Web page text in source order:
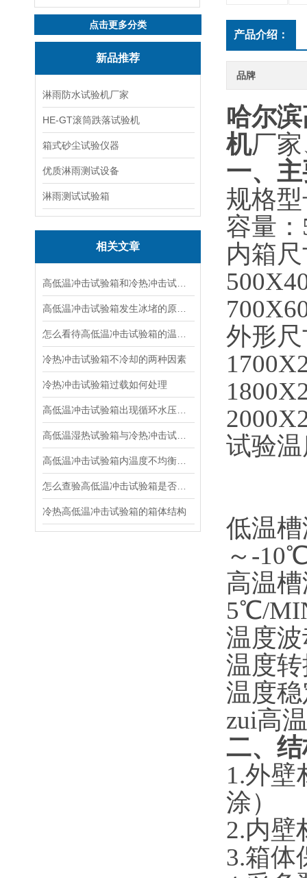
点击更多分类
新品推荐
淋雨防水试验机厂家
HE-GT滚筒跌落试验机
箱式砂尘试验仪器
优质淋雨测试设备
淋雨测试试验箱
相关文章
冷热冲击试验箱不冷却的两种因素
冷热冲击试验箱过载如何处理
冷热高低温冲击试验箱的箱体结构
产品介绍：
品牌
哈尔
机厂
一、
规格型
容量
内箱
外形
试验
低温
～-
高温
5℃/
温度
温度
温度
zui高
二、
1.外壁
涂）
2.内壁
3.箱体